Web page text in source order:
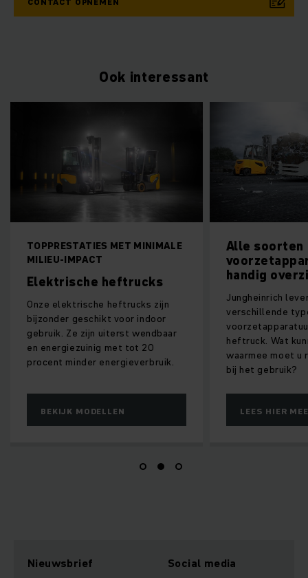
Ook interessant
MET MINIMALE
heftrucks
heftrucks zijn
geschikt voor indoor
zijn uiterst wendbaar
met tot 20
energieverbruik.
MODELLEN
Alle soorten
voorzetapparatuur in
handig overzicht
Jungheinrich levert tal van
verschillende typen
voorzetapparatuur voor de
heftruck. Wat kunnen ze en
waarmee moet u rekening
bij het gebruik?
LEES HIER MEER
Nieuwsbrief Social media